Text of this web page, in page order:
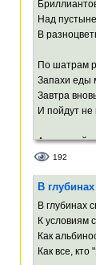
сажей,
В темноте
А Земля
А Земля
Но
Лоб блеснул
А теперь,
Ведь мы
Над
В
По шатрам
Запахи еды
Завтра
И пойдут не
А тяжелый,
Шлейф
Вслед
По
Тянутся
Пыли и
И
192
В
В глубинах
К условиям
Как
Как все,